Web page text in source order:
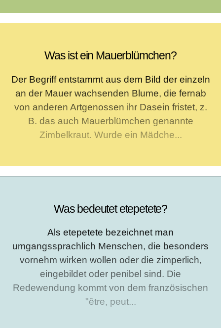
Was ist ein Mauerblümchen?
Der Begriff entstammt aus dem Bild der einzeln
an der Mauer wachsenden Blume, die fernab
von anderen Artgenossen ihr Dasein fristet, z.
B. das auch Mauerblümchen genannte
Zimbelkraut. Wurde ein Mädche...
Was bedeutet etepetete?
Als etepetete bezeichnet man
umgangssprachlich Menschen, die besonders
vornehm wirken wollen oder die zimperlich,
eingebildet oder penibel sind. Die
Redewendung kommt von dem französischen
"être, peut...